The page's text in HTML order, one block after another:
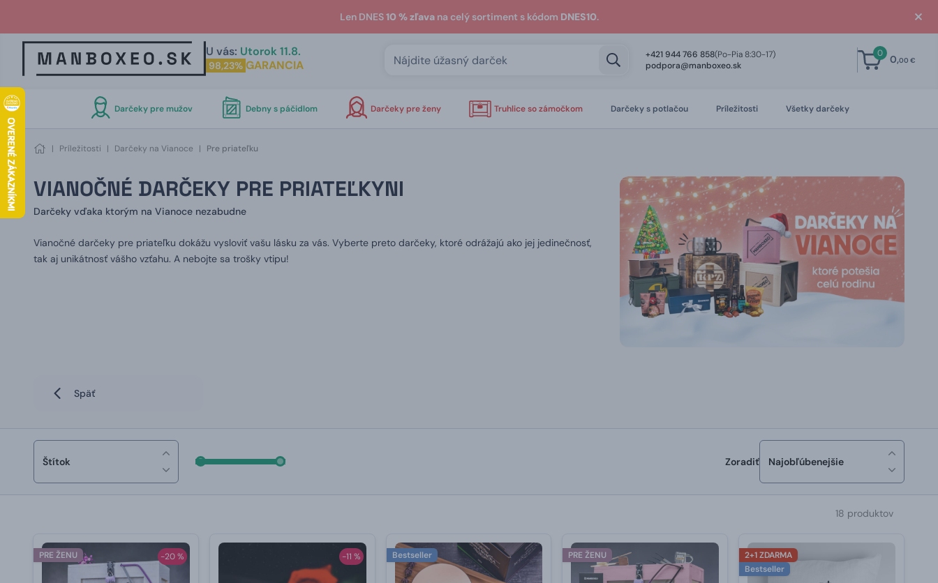
Len DNES10 % zľavana celý sortiment s kódom DNES10.
U vás: Utorok 11.8.
98,23% GARANCIA
+421 944 766 858(Po-Pia 8:30-17)
podpora@manboxeo.sk
0 0,00 €
Darčeky pre mužov Debny s páčidlom Darčeky pre ženy Truhlice so zámočkom Darčeky s potlačou Príležitosti Všetky darčeky
| Príležitosti | Darčeky na Vianoce | Pre priateľku
VIANOČNÉ DARČEKY PRE PRIATEĽKYNI
Darčeky vďaka ktorým na Vianoce nezabudne
Vianočné darčeky pre priateľku dokážu vysloviť vašu lásku za vás. Vyberte preto darčeky, ktoré odrážajú ako jej jedinečnosť,
tak aj unikátnosť vášho vzťahu. A nebojte sa trošky vtipu!
Späť
Štítok Zoradiť Najobľúbenejšie
18 produktov
-20 %
PRE ŽENU -11 % Bestseller PRE ŽENU
2+1 ZDARMA
Bestseller